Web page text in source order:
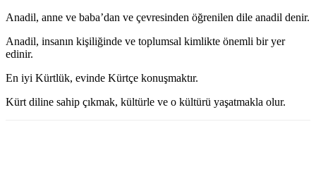
Anadil, anne ve baba’dan ve çevresinden öğrenilen dile anadil denir.
Anadil, insanın kişiliğinde ve toplumsal kimlikte önemli bir yer
edinir.
En iyi Kürtlük, evinde Kürtçe konuşmaktır.
Kürt diline sahip çıkmak, kültürle ve o kültürü yaşatmakla olur.